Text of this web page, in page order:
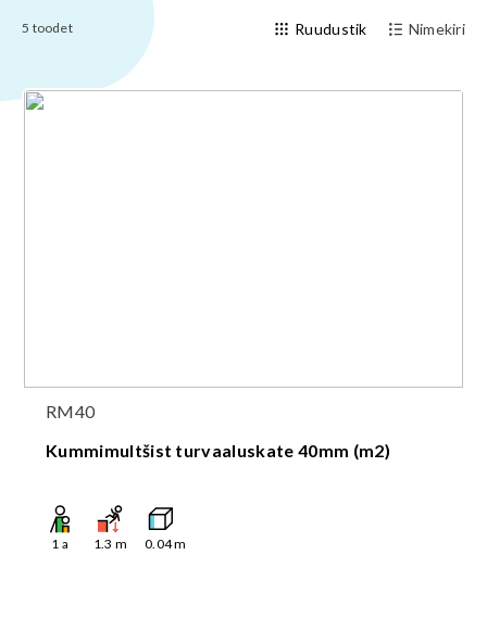
5 toodet Ruudustik Nimekiri
RM40
Kummimultšist turvaaluskate 40mm (m2)
1 a 1.3 m 0.04m